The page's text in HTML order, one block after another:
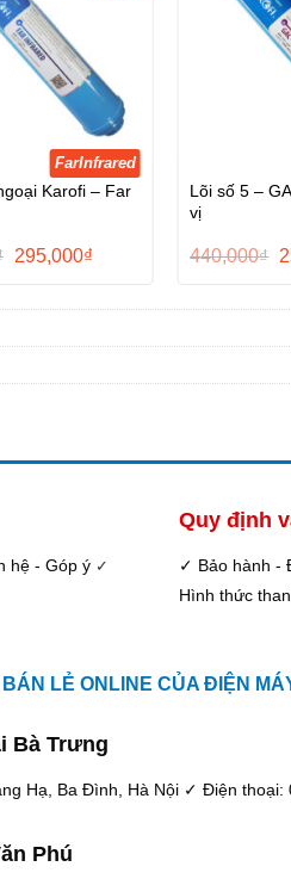
FarInfrared
Karofi – Far
Giá
là:
450,000₫.
295,000₫Giá
tại
là:
Lõi số 5 –
vị
440,000₫
hệ - Góp ý ✓
Quy định
✓ Bảo hành -
Hình thức
LẺ ONLINE CỦA ĐIỆN
Bà Trưng
Hạ, Ba Đình, Hà Nội ✓ Điện thoại:
Phú